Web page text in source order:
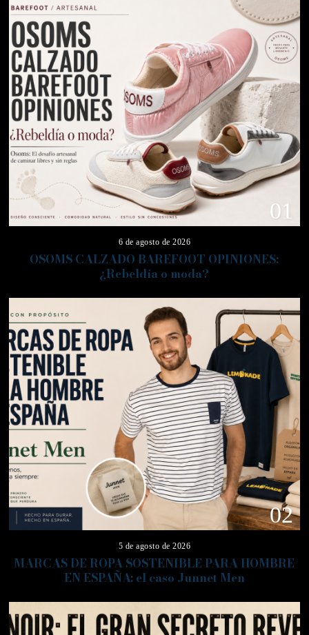
01
6 de agosto de 2026
OSOMS CALZADO BAREFOOT OPINIONES:
¿Rebeldía o moda?
02
5 de agosto de 2026
MARCAS DE ROPA SOSTENIBLE PARA HOMBRE
EN ESPAÑA: el caso Junnet Men